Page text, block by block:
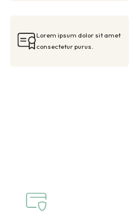
Lorem ipsum dolor sit amet
consectetur purus.